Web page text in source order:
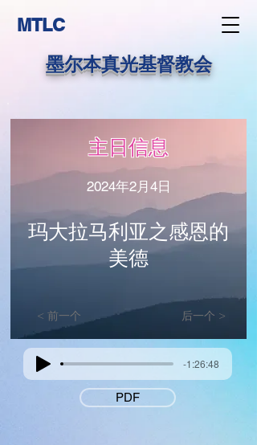
MTLC
墨尔本真光基督教会
主日信息
2024年2月4日
玛大拉马利亚之感恩的
美德
< 前一个 后一个 >
-1:26:48
PDF